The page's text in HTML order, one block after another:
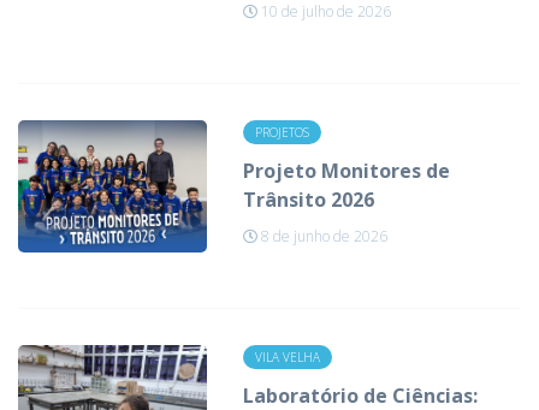
10 de julho de 2026
PROJETOS
Projeto Monitores de
Trânsito 2026
8 de junho de 2026
VILA VELHA
Laboratório de Ciências: